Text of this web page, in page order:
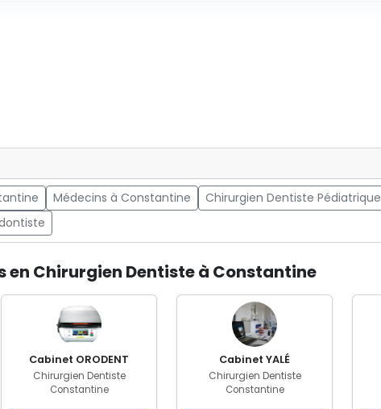
Médecins à Constantine Chirurgien Dentiste Pédiatrique
en Chirurgien Dentiste à Constantine
Cabinet ORODENT
Chirurgien Dentiste
Constantine
Cabinet YALÉ
Chirurgien Dentiste
Constantine